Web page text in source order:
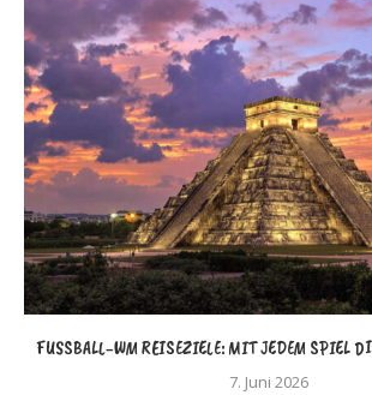
FUSSBALL-WM REISEZIELE: MIT JEDEM SPIEL DIE
7. Juni 2026